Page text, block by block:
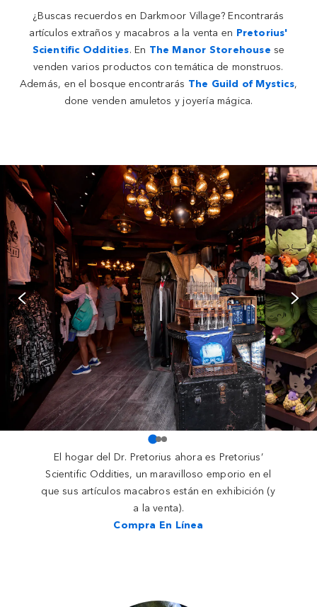
¿Buscas recuerdos en Darkmoor Village? Encontrarás
artículos extraños y macabros a la venta en Pretorius'
Scientific Oddities. En The Manor Storehouse se
venden varios productos con temática de monstruos.
Además, en el bosque encontrarás The Guild of Mystics,
done venden amuletos y joyería mágica.
El hogar del Dr. Pretorius ahora es Pretorius’
Scientific Oddities, un maravilloso emporio en el
que sus artículos macabros están en exhibición (y
a la venta).
Compra En Línea